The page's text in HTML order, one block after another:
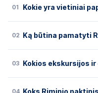
01 Kokie yra vietiniai
02 Ką būtina pamatyti
03 Kokios ekskursijos
04 Koks Riminio